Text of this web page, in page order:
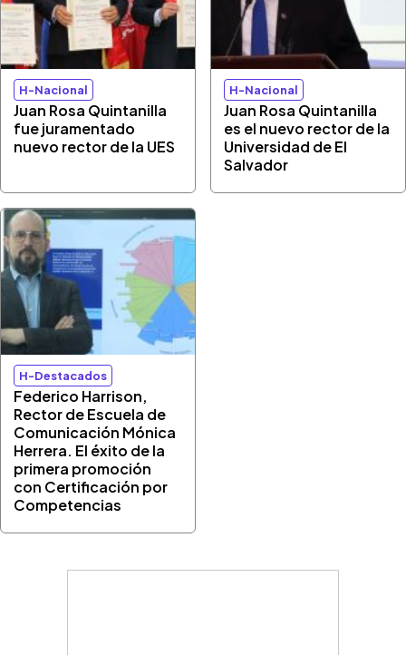
H-Nacional
Juan Rosa Quintanilla
fue juramentado
nuevo rector de la UES
H-Nacional
Juan Rosa Quintanilla
es el nuevo rector de la
Universidad de El
Salvador
H-Destacados
Federico Harrison,
Rector de Escuela de
Comunicación Mónica
Herrera. El éxito de la
primera promoción
con Certificación por
Competencias